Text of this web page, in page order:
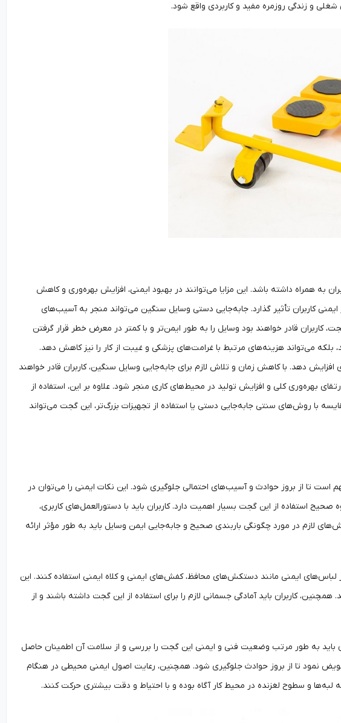
و زندگی روزمره مفید و کاربردی واقع شود.
به همراه داشته باشد. این مزایا می‌توانند در بهبود ایمنی، افزایش بهره‌وری و کاهش
کاربران تأثیر گذارد. جابه‌جایی دستی وسایل سنگین می‌تواند منجر به آسیب‌های
کاربران قادر خواهند بود وسایل را به طور ایمن‌تر و با کمتر در معرض خطر قرار گرفتن
بلکه می‌تواند هزینه‌های مرتبط با غرامت‌های پزشکی و غیبت از کار را نیز کاهش دهد.
دهد. با کاهش زمان و تلاش لازم برای جابه‌جایی وسایل سنگین، کاربران قادر خواهند
بهره‌وری کلی و افزایش تولید در محیط‌های کاری منجر شود. علاوه بر این، استفاده از
با روش‌های سنتی جابه‌جایی دستی یا استفاده از تجهیزات بزرگ‌تر، این گجت می‌تواند
است تا از بروز حوادث و آسیب‌های احتمالی جلوگیری شود. این نکات ایمنی را می‌توان در
استفاده از این گجت بسیار اهمیت دارد. کاربران باید با دستورالعمل‌های کاربری،
لازم در مورد چگونگی باربندی صحیح و جابه‌جایی ایمن وسایل باید به طور مؤثر ارائه
لباس‌های ایمنی مانند دستکش‌های محافظ، کفش‌های ایمنی و کلاه ایمنی استفاده کنند. این
کاربران باید آمادگی جسمانی لازم را برای استفاده از این گجت داشته باشند و از
باید به طور مرتب وضعیت فنی و ایمنی این گجت را بررسی و از سلامت آن اطمینان حاصل
نمود تا از بروز حوادث جلوگیری شود. همچنین، رعایت اصول ایمنی محیطی در هنگام
لبه‌ها و سطوح لغزنده در محیط کار آگاه بوده و با احتیاط و دقت بیشتری حرکت کنند.